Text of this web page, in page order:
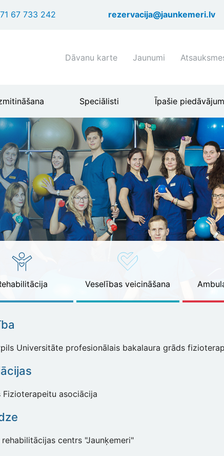
uz
67 733 242 rezervacija@jaunkemeri.lv
Shortcuts
menu
Dāvanu karte Jaunumi
Speciālisti Īpašie
Veselības veicināšana
Universitāte profesionālais bakalaura grāds
Fizioterapeitu asociācija
centrs "Jaunķemeri"